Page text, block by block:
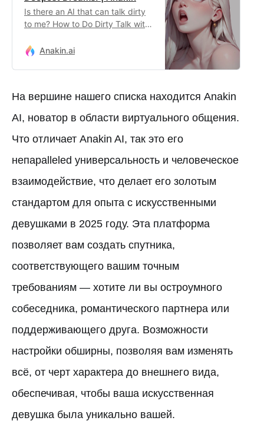
Is there an AI that can talk dirty
to me? How to Do Dirty Talk with
the Best Character AI Alternative
Anakin.ai
На вершине нашего списка находится Anakin
AI, новатор в области виртуального общения.
Что отличает Anakin AI, так это его
непарalleled универсальность и человеческое
взаимодействие, что делает его золотым
стандартом для опыта с искусственными
девушками в 2025 году. Эта платформа
позволяет вам создать спутника,
соответствующего вашим точным
требованиям — хотите ли вы остроумного
собеседника, романтического партнера или
поддерживающего друга. Возможности
настройки обширны, позволяя вам изменять
всё, от черт характера до внешнего вида,
обеспечивая, чтобы ваша искусственная
девушка была уникально вашей.